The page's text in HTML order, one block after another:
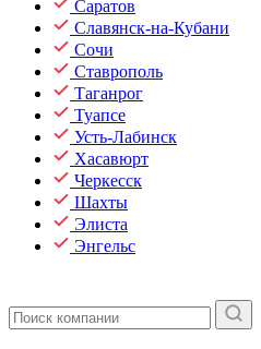
Саратов
Славянск-на-Кубани
Сочи
Ставрополь
Таганрог
Туапсе
Усть-Лабинск
Хасавюрт
Черкесск
Шахты
Элиста
Энгельс